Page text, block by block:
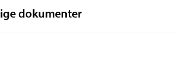
dokumenter